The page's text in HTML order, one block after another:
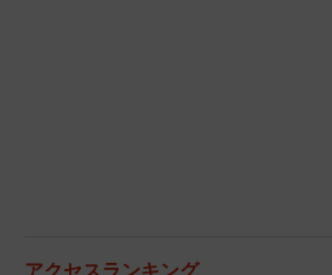
アクセスランキング